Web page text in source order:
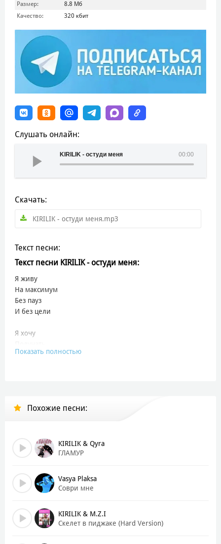
Размер:
8.8 Мб
Качество:
320 кбит
Слушать онлайн:
00:00
KIRILIK - остуди меня
Скачать:
KIRILIK - остуди меня.mp3
Текст песни:
Текст песни KIRILIK - остуди меня:
Я живу
На максимум
Без пауз
И без цели
Я хочу
Так и будет
Без любовных
Извини
Мое эго
Сообщений
Я тут не в первый раз
Дай мне сильно по ебалу
Что бы я уснул сейчас
Показать полностью
Похожие песни:
KIRILIK & Qyra
ГЛАМУР
Vasya Plaksa
Соври мне
KIRILIK & M.Z.I
Скелет в пиджаке (Hard Version)